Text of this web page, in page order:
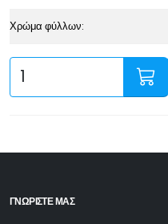
Χρώμα φύλλων:
ΓΝΩΡΙΣΤΕ ΜΑΣ